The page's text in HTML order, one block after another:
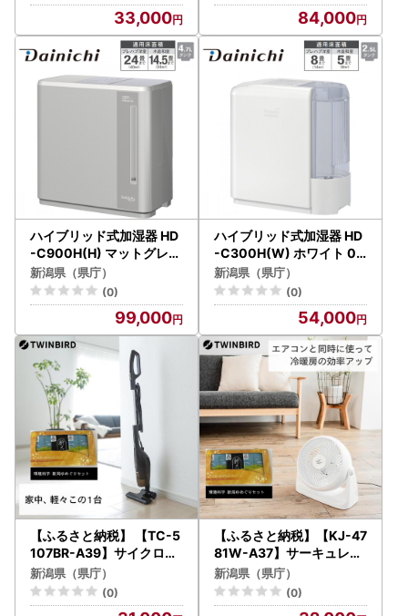
33,000 84,000
ハイブリッド式加湿器 HD
-C900H(H) マットグレー
0H58130
新潟県（県庁）
(0)
99,000
ハイブリッド式加湿器 HD
-C300H(W) ホワイト 0H
57820
新潟県（県庁）
(0)
54,000
【ふるさと納税】 【TC-5
107BR-A39】サイクロン
スティック型クリーナー×
新潟湯めぐり入浴剤６セッ
ト
新潟県（県庁）
(0)
【ふるさと納税】【KJ-47
81W-A37】サーキュレー
ター×新潟湯めぐり入浴剤
６セット
新潟県（県庁）
(0)